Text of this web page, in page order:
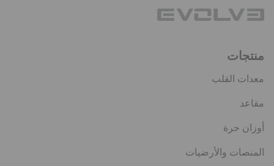
منتجات
معدات القلب
مقاعد
أوزان حرة
المنصات والأرضيات